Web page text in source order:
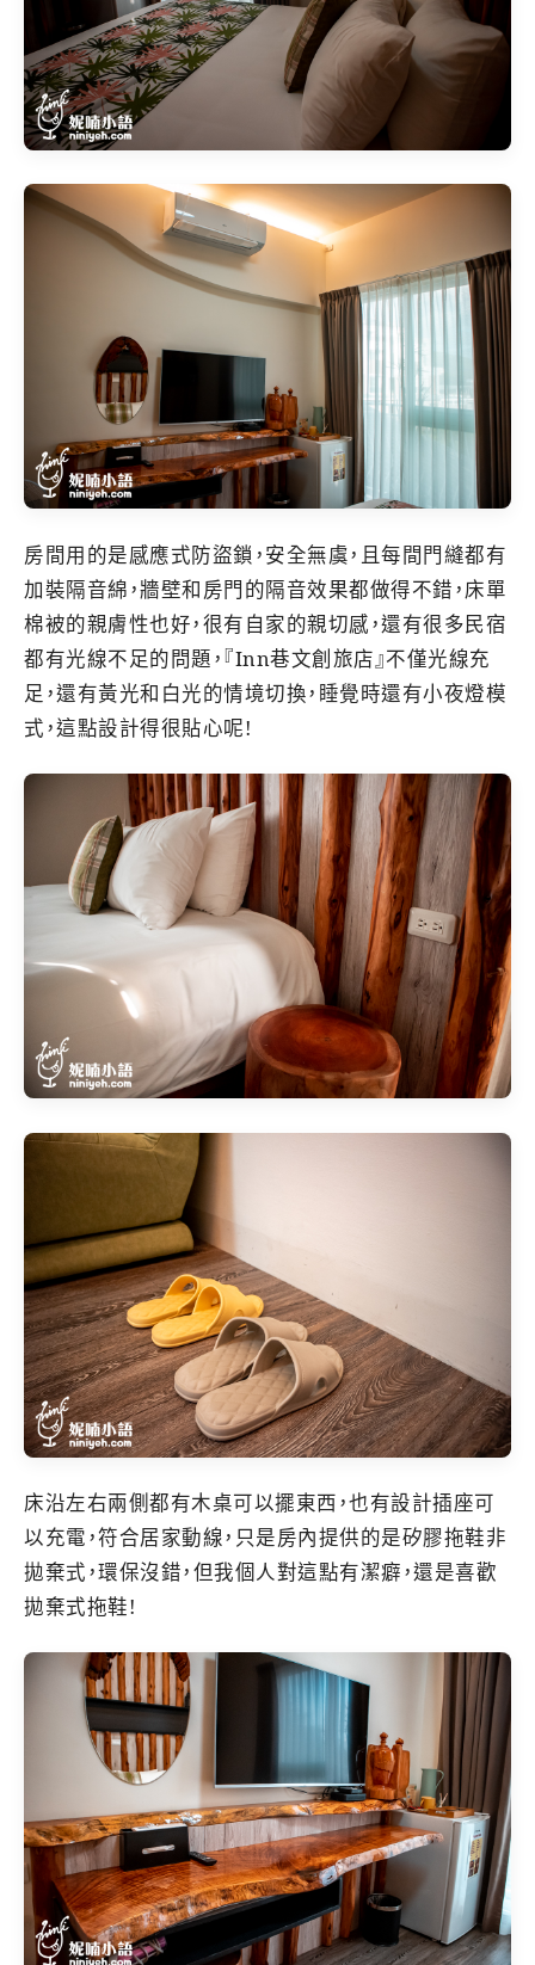
房間用的是感應式防盜鎖，安全無虞，且每間門縫都有
加裝隔音綿，牆壁和房門的隔音效果都做得不錯，床單
棉被的親膚性也好，很有自家的親切感，還有很多民宿
都有光線不足的問題，『Inn巷文創旅店』不僅光線充
足，還有黃光和白光的情境切換，睡覺時還有小夜燈模
式，這點設計得很貼心呢!
床沿左右兩側都有木桌可以擺東西，也有設計插座可
以充電，符合居家動線，只是房內提供的是矽膠拖鞋非
拋棄式，環保沒錯，但我個人對這點有潔癖，還是喜歡
拋棄式拖鞋!